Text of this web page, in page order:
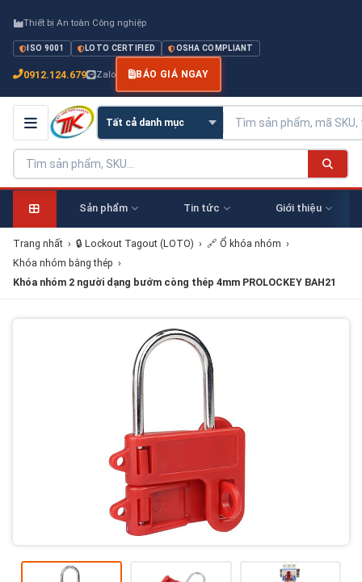
Thiết bị An toàn Công nghiệp
ISO 9001 LOTO CERTIFIED OSHA COMPLIANT
0912.124.679 Zalo BÁO GIÁ NGAY
Sản phẩm Tin tức Giới thiệu
Trang nhất › 🔒 Lockout Tagout (LOTO) › 🔗 Ổ khóa nhóm ›
Khóa nhóm bằng thép ›
Khóa nhóm 2 người dạng bướm còng thép 4mm PROLOCKEY BAH21